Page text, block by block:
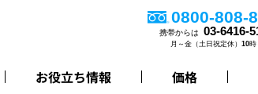
お役立ち情報 価格